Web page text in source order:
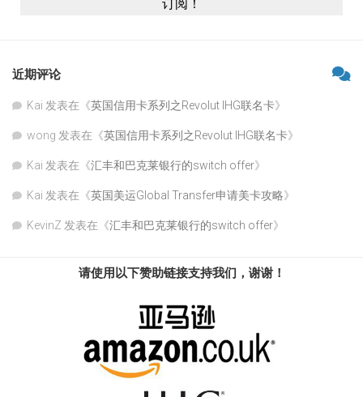
近期评论
Kai 发表在《英国信用卡系列之Revolut IHG联名卡》
wong 发表在《英国信用卡系列之Revolut IHG联名卡》
Kai 发表在《汇丰和巴克莱银行的switch offer》
Kai 发表在《英国美运Global Transfer申请美卡攻略》
KevinZ 发表在《汇丰和巴克莱银行的switch offer》
请使用以下赞助链接支持我们，谢谢！